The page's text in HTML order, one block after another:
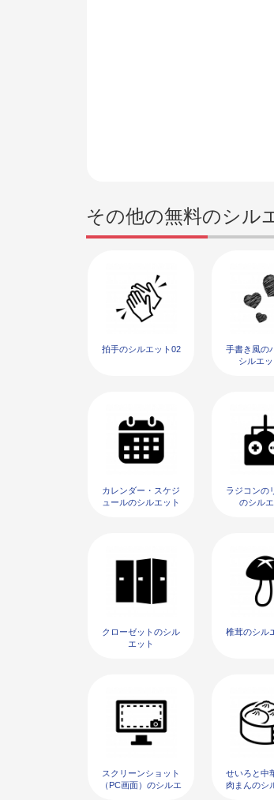
その他の無料のシル
拍手のシルエット02
手書き風の
シルエ
カレンダー・スケジ
ュールのシルエット
ラジコンの
のシル
クローゼットのシル
エット
椎茸のシル
スクリーンショット
（PC画面）のシルエ
せいろと中
肉まんのシ